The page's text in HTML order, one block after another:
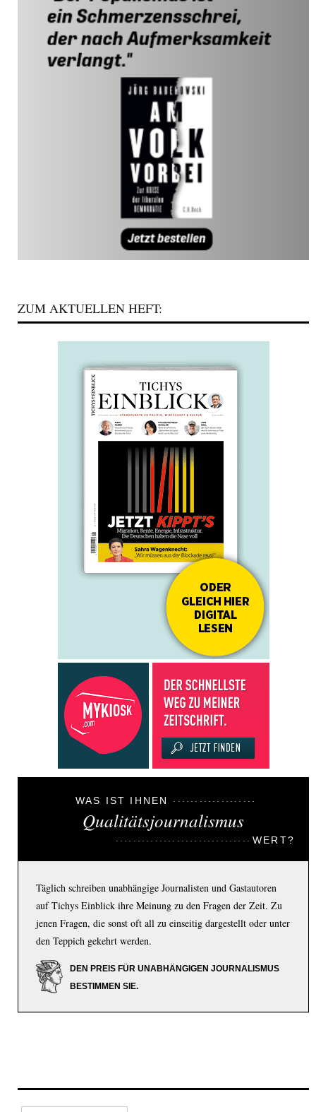
ZUM AKTUELLEN HEFT:
WAS IST IHNEN
Qualitätsjournalismus
WERT?
Täglich schreiben unabhängige Journalisten und Gastautoren
auf Tichys Einblick ihre Meinung zu den Fragen der Zeit. Zu
jenen Fragen, die sonst oft all zu einseitig dargestellt oder unter
den Teppich gekehrt werden.
DEN PREIS FÜR UNABHÄNGIGEN JOURNALISMUS
BESTIMMEN SIE.